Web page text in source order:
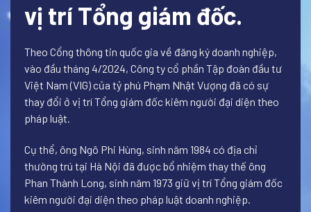
vị trí Tổng giám đốc.
Theo Cổng thông tin quốc gia về đăng ký doanh nghiệp,
vào đầu tháng 4/2024, Công ty cổ phần Tập đoàn đầu tư
Việt Nam (VIG) của tỷ phú Phạm Nhật Vượng đã có sự
thay đổi ở vị trí Tổng giám đốc kiêm người đại diện theo
pháp luật.
Cụ thể, ông Ngô Phi Hùng, sinh năm 1984 có địa chỉ
thường trú tại Hà Nội đã được bổ nhiệm thay thế ông
Phan Thành Long, sinh năm 1973 giữ vị trí Tổng giám đốc
kiêm người đại diện theo pháp luật doanh nghiệp.